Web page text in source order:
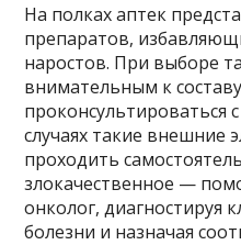
На полках аптек
препаратов,
наростов. При выборе
внимательным к
проконсультироваться
случаях такие внешние
проходить
злокачественное —
онколог, диагностируя
болезни и назначая